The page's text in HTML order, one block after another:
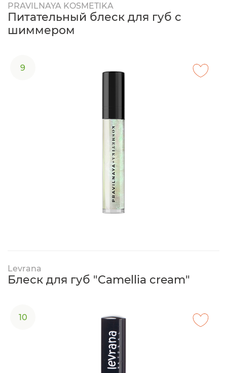
PRAVILNAYA KOSMETIKA
Питательный блеск для губ с
шиммером
9
Levrana
Блеск для губ "Camellia cream"
10